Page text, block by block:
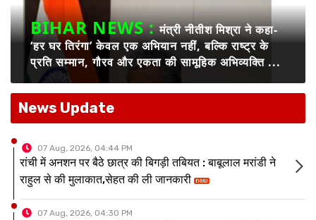
BIHAR NEWS :मुख्यमंत्री ने पशुपालकों और मछली पालकों को दी बड़ी सौगात -
बिहार को मिला पह...
BIHAR NEWS :मंत्री नीतीश मिश्रा ने कहा- ‘हर घर तिरंगा’ केवल एक अभियान
नहीं, बल्कि राष्...
BIHAR NEWS :मंत्री दीपक प्रकाश ने पूर्णिया
में निर्माणाधीन पंचायत सरकार भवन का किया निरीक्षण,
अधिकारियों को दिए आवश्यक निर्देश ...
News Update
07 Aug, 2026, 04:30 PM
अनशनकारी छात्र राहुल की बिगड़ी तबीयत : स्वास्थ्य मंत्री डॉ.इरफान
अंसारी हालचाल जानने पहुंचे सदर अस्पताल
07 Aug, 2026, 02:43 PM